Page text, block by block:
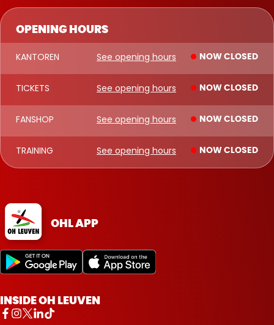
OPENING HOURS
KANTOREN See opening hours NOW CLOSED
TICKETS See opening hours NOW CLOSED
FANSHOP See opening hours NOW CLOSED
TRAINING See opening hours NOW CLOSED
OHL APP
INSIDE OH LEUVEN